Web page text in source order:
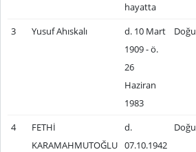
hayatta
3 Yusuf Ahıskalı
d. 10 Mart
1909 - ö.
26
Haziran
1983
4
FETHİ
KARAMAHMUTOĞLU
d.
07.10.1942